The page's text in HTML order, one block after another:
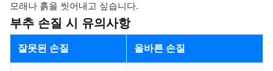
모래나 흙을 씻어내고 싶습니다.
부추 손질 시 유의사항
잘못된 손질 올바른 손질